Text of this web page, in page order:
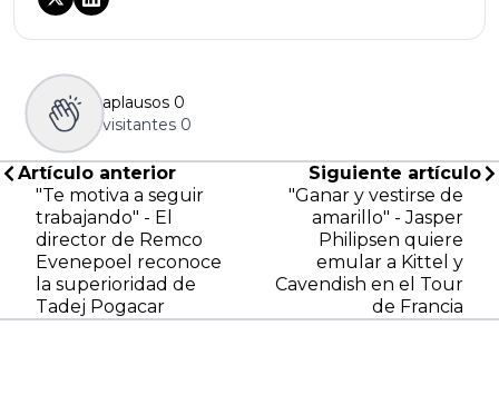
aplausos 0
visitantes 0
Artículo anterior
"Te motiva a seguir
trabajando" - El
director de Remco
Evenepoel reconoce
la superioridad de
Tadej Pogacar
Siguiente artículo
"Ganar y vestirse de
amarillo" - Jasper
Philipsen quiere
emular a Kittel y
Cavendish en el Tour
de Francia